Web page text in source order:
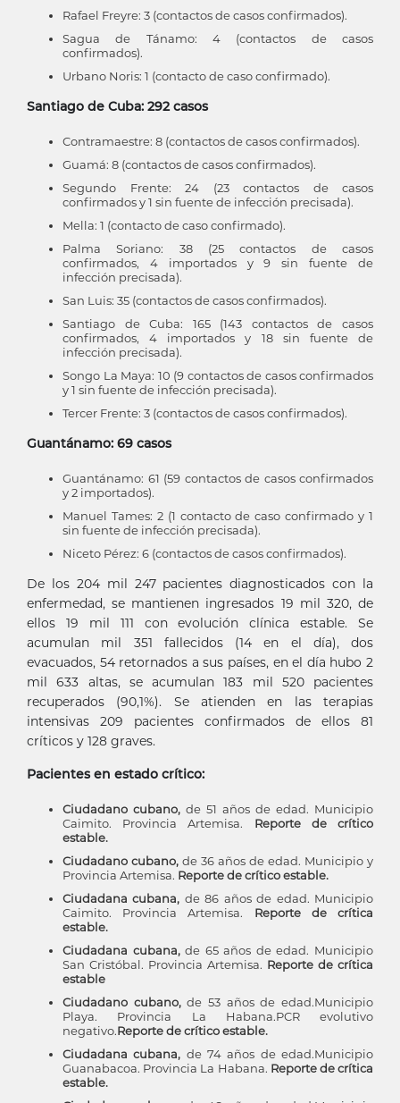
Rafael Freyre: 3 (contactos de casos confirmados).
Sagua de Tánamo: 4 (contactos de casos
confirmados).
Urbano Noris: 1 (contacto de caso confirmado).
Santiago de Cuba: 292 casos
Contramaestre: 8 (contactos de casos confirmados).
Guamá: 8 (contactos de casos confirmados).
Segundo Frente: 24 (23 contactos de casos
confirmados y 1 sin fuente de infección precisada).
Mella: 1 (contacto de caso confirmado).
Palma Soriano: 38 (25 contactos de casos
confirmados, 4 importados y 9 sin fuente de
infección precisada).
San Luis: 35 (contactos de casos confirmados).
Santiago de Cuba: 165 (143 contactos de casos
confirmados, 4 importados y 18 sin fuente de
infección precisada).
Songo La Maya: 10 (9 contactos de casos confirmados
y 1 sin fuente de infección precisada).
Tercer Frente: 3 (contactos de casos confirmados).
Guantánamo: 69 casos
Guantánamo: 61 (59 contactos de casos confirmados
y 2 importados).
Manuel Tames: 2 (1 contacto de caso confirmado y 1
sin fuente de infección precisada).
Niceto Pérez: 6 (contactos de casos confirmados).
De los 204 mil 247 pacientes diagnosticados con la
enfermedad, se mantienen ingresados 19 mil 320, de
ellos 19 mil 111 con evolución clínica estable. Se
acumulan mil 351 fallecidos (14 en el día), dos
evacuados, 54 retornados a sus países, en el día hubo 2
mil 633 altas, se acumulan 183 mil 520 pacientes
recuperados (90,1%). Se atienden en las terapias
intensivas 209 pacientes confirmados de ellos 81
críticos y 128 graves.
Pacientes en estado crítico:
Ciudadano cubano, de 51 años de edad. Municipio
Caimito. Provincia Artemisa. Reporte de crítico
estable.
Ciudadano cubano, de 36 años de edad. Municipio y
Provincia Artemisa. Reporte de crítico estable.
Ciudadana cubana, de 86 años de edad. Municipio
Caimito. Provincia Artemisa. Reporte de crítica
estable.
Ciudadana cubana,de 65 años de edad. Municipio
San Cristóbal. Provincia Artemisa. Reporte de crítica
estable
Ciudadano cubano,de 53 años de edad.Municipio
Playa. Provincia La Habana.PCR evolutivo
negativo.Reporte de crítico estable.
Ciudadana cubana, de 74 años de edad.Municipio
Guanabacoa. Provincia La Habana. Reporte de crítica
estable.